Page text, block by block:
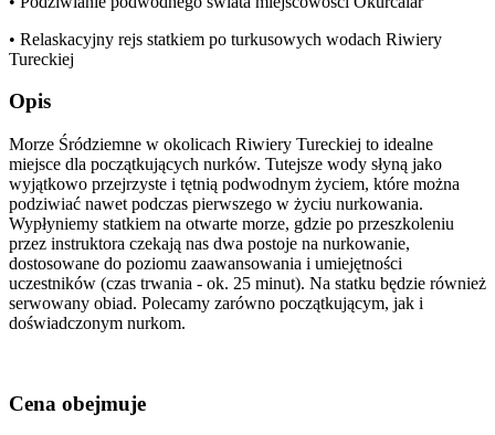
• Relaskacyjny rejs statkiem po turkusowych wodach Riwiery
Tureckiej
Opis
Morze Śródziemne w okolicach Riwiery Tureckiej to idealne
miejsce dla początkujących nurków. Tutejsze wody słyną jako
wyjątkowo przejrzyste i tętnią podwodnym życiem, które można
podziwiać nawet podczas pierwszego w życiu nurkowania.
Wypłyniemy statkiem na otwarte morze, gdzie po przeszkoleniu
przez instruktora czekają nas dwa postoje na nurkowanie,
dostosowane do poziomu zaawansowania i umiejętności
uczestników (czas trwania - ok. 25 minut). Na statku będzie również
serwowany obiad. Polecamy zarówno początkującym, jak i
doświadczonym nurkom.
Cena obejmuje